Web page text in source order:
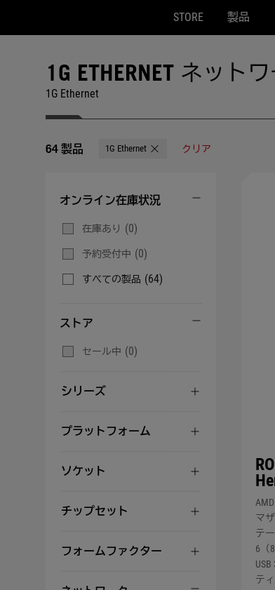
Accessibility links
STORE 製品
1G ETHERNET ネット
1G Ethernet
64 製品 1G Ethernet Remove 1G Ethernet
クリア
オンライン在庫状況
在庫あり (0)
予約受付中 (0)
すべての製品 (64)
ストア
セール中 (0)
シリーズ
プラットフォーム
ソケット
チップセット
フォームファクター
マ
テ
6（
テ